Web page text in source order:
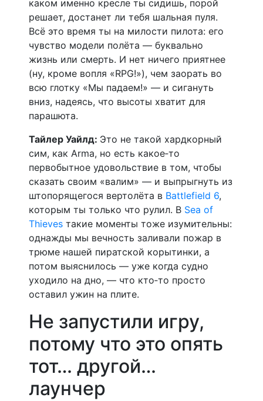
каком именно кресле ты сидишь, порой
решает, достанет ли тебя шальная пуля.
Всё это время ты на милости пилота: его
чувство модели полёта — буквально
жизнь или смерть. И нет ничего приятнее
(ну, кроме вопля «RPG!»), чем заорать во
всю глотку «Мы падаем!» — и сигануть
вниз, надеясь, что высоты хватит для
парашюта.
Тайлер Уайлд: Это не такой хардкорный
сим, как Arma, но есть какое‑то
первобытное удовольствие в том, чтобы
сказать своим «валим» — и выпрыгнуть из
штопорящегося вертолёта в Battlefield 6,
которым ты только что рулил. В Sea of
Thieves такие моменты тоже изумительны:
однажды мы вечность заливали пожар в
трюме нашей пиратской корытинки, а
потом выяснилось — уже когда судно
уходило на дно, — что кто‑то просто
оставил ужин на плите.
Не запустили игру,
потому что это опять
тот… другой…
лаунчер